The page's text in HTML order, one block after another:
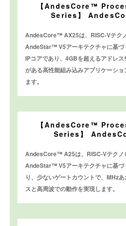
【AndesCore™
Series】
AndesCore™ AX25は、RISC-Vテク
AndeStar™ V5アーキテクチャに基づ
IPコアであり、4GBを超えるアドレ
がある高性能組み込みアプリケーシ
ます。
【AndesCore™
Series】
AndesCore™ A25は、RISC-Vテクノ
AndeStar™ V5アーキテクチャに基づ
り、少ないゲートカウントで、MHz
スと高周波での動作を実現します。